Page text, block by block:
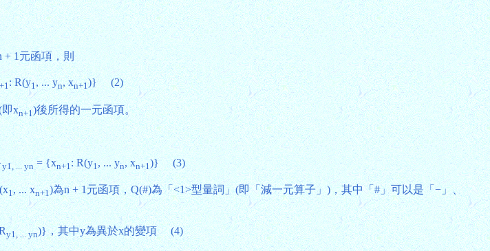
+ 1元函項，則
: R(y1, ... yn, xn+1)} (2)
即xn+1)後所得的一元函項。
y1, ... yn= {xn+1: R(y1, ... yn, xn+1)} (3)
1, ... xn+1)為n + 1元函項，Q(#)為「<1>型量詞」(即「減一元算子」)，其中「#」可以是「−」、
y1, ... yn)}，其中y為異於x的變項 (4)